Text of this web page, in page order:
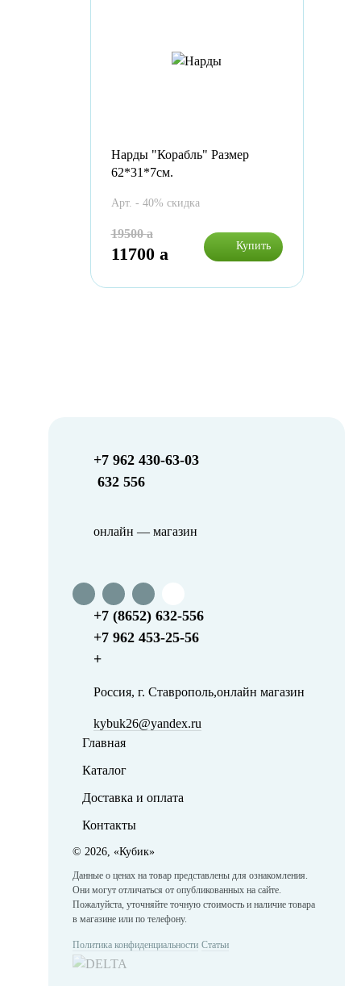
Нарды "Корабль" Размер
62*31*7см.
Арт. - 40% скидка
19500a
11700 a Купить
+7 962 430-63-03
632 556
онлайн — магазин
+7 (8652) 632-556
+7 962 453-25-56
+
Россия, г. Ставрополь,онлайн магазин
kybuk26@yandex.ru
Главная
Каталог
Доставка и оплата
Контакты
© 2026, «Кубик»
Данные о ценах на товар представлены для ознакомления.
Они могут отличаться от опубликованных на сайте.
Пожалуйста, уточняйте точную стоимость и наличие товара
в магазине или по телефону.
Политика конфиденциальности Статьи